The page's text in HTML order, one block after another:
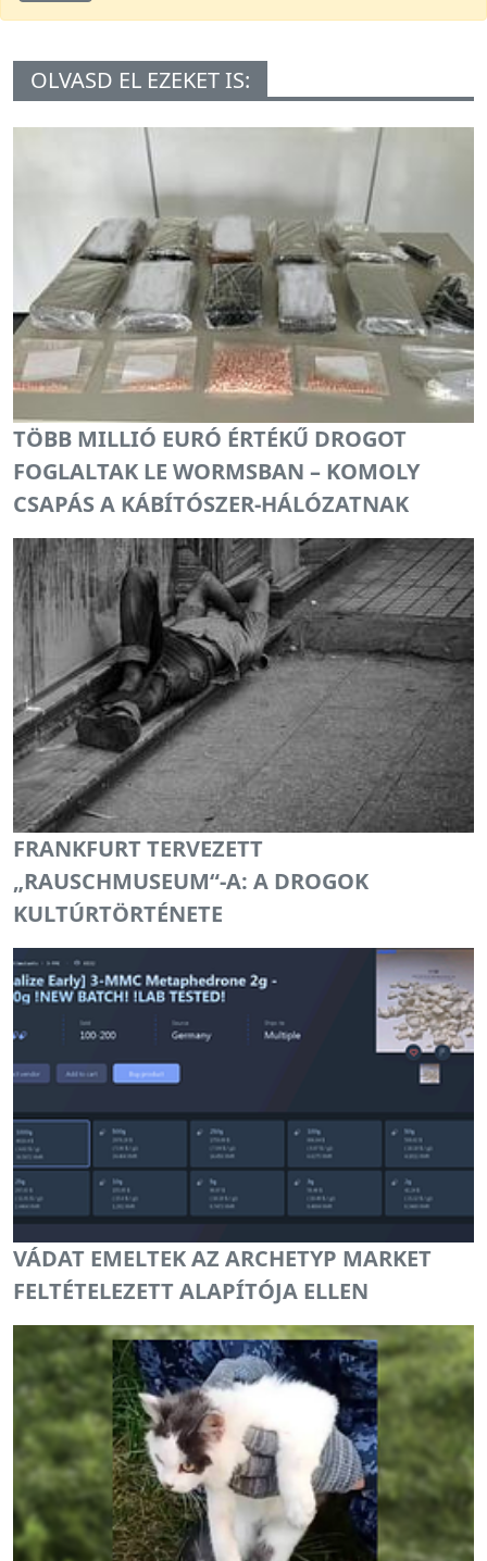
OLVASD EL EZEKET IS:
TÖBB MILLIÓ EURÓ ÉRTÉKŰ DROGOT
FOGLALTAK LE WORMSBAN – KOMOLY
CSAPÁS A KÁBÍTÓSZER-HÁLÓZATNAK
FRANKFURT TERVEZETT
„RAUSCHMUSEUM“-A: A DROGOK
KULTÚRTÖRTÉNETE
VÁDAT EMELTEK AZ ARCHETYP MARKET
FELTÉTELEZETT ALAPÍTÓJA ELLEN